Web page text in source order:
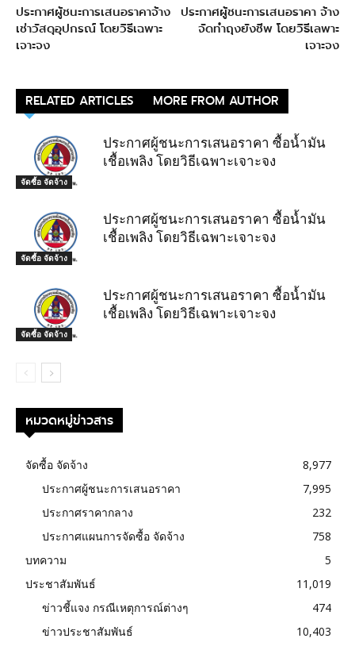
ประกาศผู้ชนะการเสนอราคาจ้าง
เช่าวัสดุอุปกรณ์ โดยวิธีเฉพาะ
เจาะจง
ประกาศผู้ชนะการเสนอราคา จ้าง
จัดทำถุงยังชีพ โดยวิธีเลพาะ
เจาะจง
RELATED ARTICLES MORE FROM AUTHOR
จัดซื้อ จัดจ้าง
ประกาศผู้ชนะการเสนอราคา ซื้อน้ำมัน
เชื้อเพลิง โดยวิธีเฉพาะเจาะจง
จัดซื้อ จัดจ้าง
ประกาศผู้ชนะการเสนอราคา ซื้อน้ำมัน
เชื้อเพลิง โดยวิธีเฉพาะเจาะจง
จัดซื้อ จัดจ้าง
ประกาศผู้ชนะการเสนอราคา ซื้อน้ำมัน
เชื้อเพลิง โดยวิธีเฉพาะเจาะจง
หมวดหมู่ข่าวสาร
จัดซื้อ จัดจ้าง
8,977
ประกาศผู้ชนะการเสนอราคา
7,995
ประกาศราคากลาง
232
ประกาศแผนการจัดซื้อ จัดจ้าง
758
บทความ
5
ประชาสัมพันธ์
11,019
ข่าวชี้แจง กรณีเหตุการณ์ต่างๆ
474
ข่าวประชาสัมพันธ์
10,403